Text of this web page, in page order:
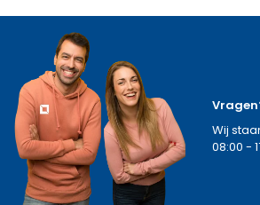
Wij
08:00 -